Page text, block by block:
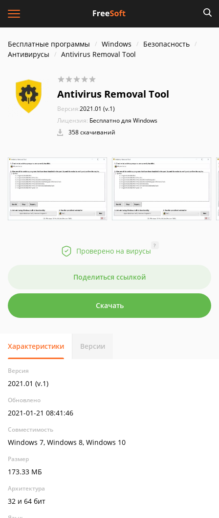
Бесплатные программы Windows
Безопасность
Антивирусы
Antivirus Removal Tool
Antivirus Removal Tool
Версия:2021.01 (v.1)
Лицензия: Бесплатно для Windows
358 скачиваний
Проверено на вирусы
?
Поделиться ссылкой
Скачать
Характеристики Версии
Версия
2021.01 (v.1)
Обновлено
2021-01-21 08:41:46
Совместимость
Windows 7, Windows 8, Windows 10
Размер
173.33 МБ
Архитектура
32 и 64 бит